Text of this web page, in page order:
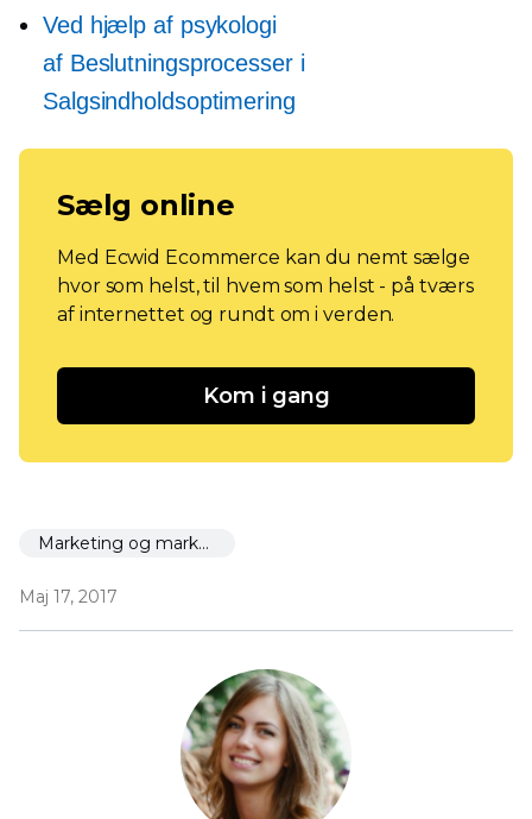
Ved hjælp af psykologi
af Beslutningsprocesseri
Salgsindholdsoptimering
Sælg online
Med Ecwid Ecommerce kan du nemt sælge
hvor som helst, til hvem som helst - på tværs
af internettet og rundt om i verden.
Kom i gang
Marketing og markedsføring
Maj 17, 2017